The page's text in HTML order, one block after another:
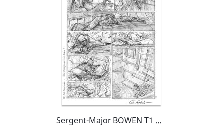
Sergent-Major BOWEN T1 P30